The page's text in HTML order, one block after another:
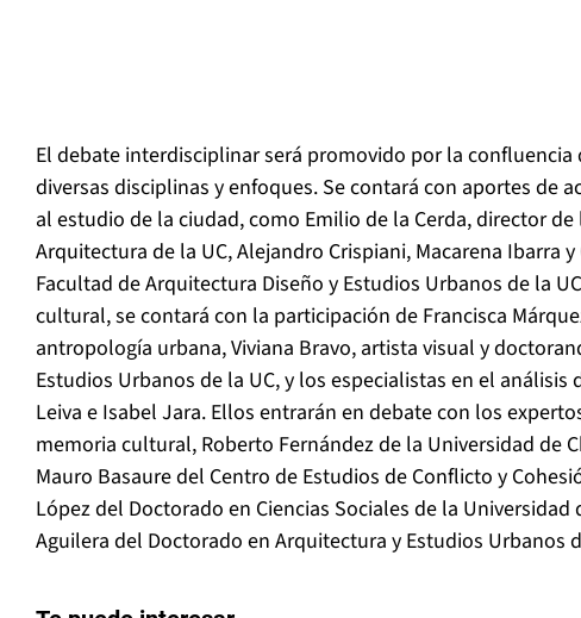
El debate interdisciplinar será promovido por la confluencia
diversas disciplinas y enfoques. Se contará con aportes de
al estudio de la ciudad, como Emilio de la Cerda, director de
Arquitectura de la UC, Alejandro Crispiani, Macarena Ibarra
Facultad de Arquitectura Diseño y Estudios Urbanos de la
cultural, se contará con la participación de Francisca
antropología urbana, Viviana Bravo, artista visual y
Estudios Urbanos de la UC, y los especialistas en el análisis
Leiva e Isabel Jara. Ellos entrarán en debate con los
memoria cultural, Roberto Fernández de la Universidad de
Mauro Basaure del Centro de Estudios de Conflicto y
López del Doctorado en Ciencias Sociales de la Universidad
Aguilera del Doctorado en Arquitectura y Estudios Urbanos